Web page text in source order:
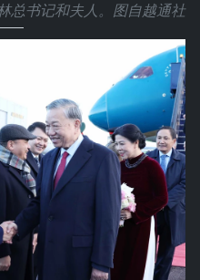
总书记和夫人。图自越通社